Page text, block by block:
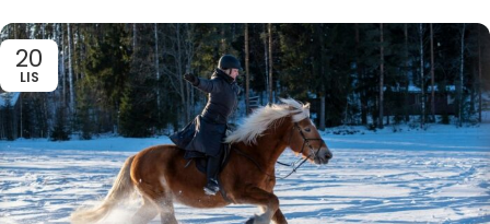
20
LIS